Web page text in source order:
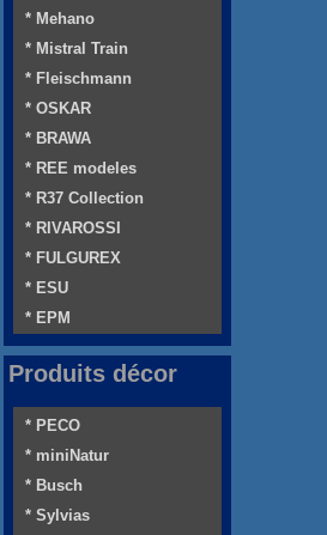
* Mehano
* Mistral Train
* Fleischmann
* OSKAR
* BRAWA
* REE modeles
* R37 Collection
* RIVAROSSI
* FULGUREX
* ESU
* EPM
Produits décor
* PECO
* miniNatur
* Busch
* Sylvias